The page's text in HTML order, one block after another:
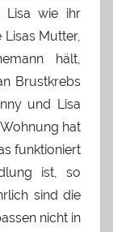
wie ihr
Mutter,
hält,
Brustkrebs
und Lisa
hat
funktioniert
ist, so
sind die
nicht in